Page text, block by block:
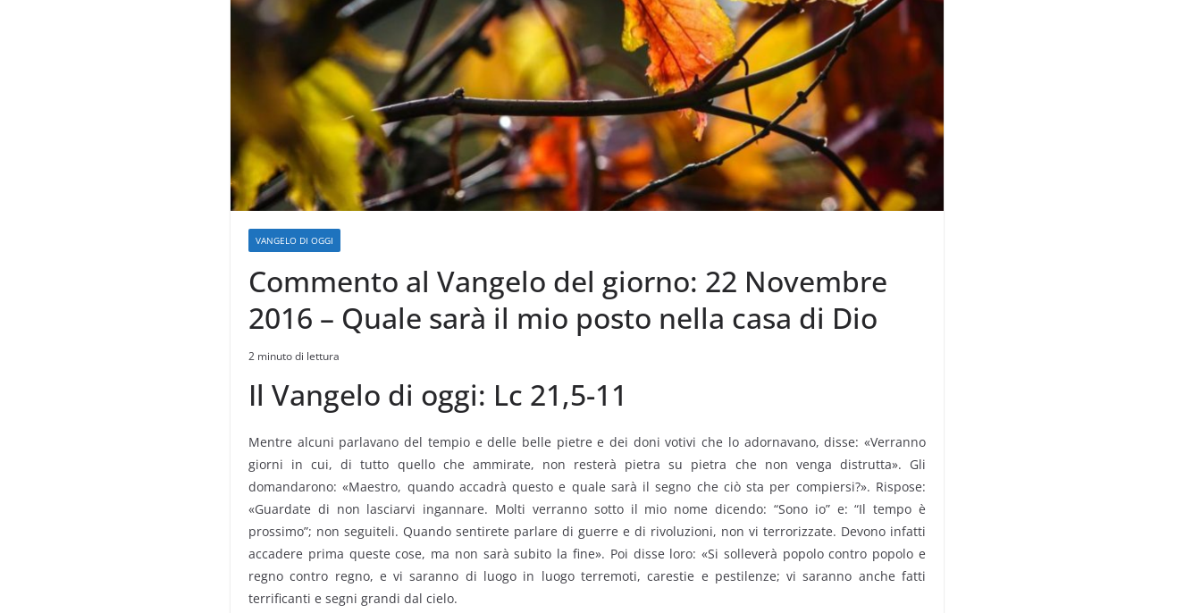
VANGELO DI OGGI
Commento al Vangelo del giorno: 22 Novembre
2016 – Quale sarà il mio posto nella casa di Dio
2 minuto di lettura
Il Vangelo di oggi: Lc 21,5-11
Mentre alcuni parlavano del tempio e delle belle pietre e dei doni votivi che lo adornavano, disse: «Verranno
giorni in cui, di tutto quello che ammirate, non resterà pietra su pietra che non venga distrutta». Gli
domandarono: «Maestro, quando accadrà questo e quale sarà il segno che ciò sta per compiersi?». Rispose:
«Guardate di non lasciarvi ingannare. Molti verranno sotto il mio nome dicendo: “Sono io” e: “Il tempo è
prossimo”; non seguiteli. Quando sentirete parlare di guerre e di rivoluzioni, non vi terrorizzate. Devono infatti
accadere prima queste cose, ma non sarà subito la fine». Poi disse loro: «Si solleverà popolo contro popolo e
regno contro regno, e vi saranno di luogo in luogo terremoti, carestie e pestilenze; vi saranno anche fatti
terrificanti e segni grandi dal cielo.